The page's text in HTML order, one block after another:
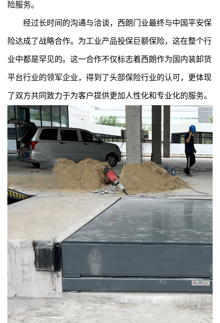
险服务。
经过长时间的沟通与洽谈，西朗门业最终与中国平安保
险达成了战略合作。为工业产品投保巨额保险，这在整个行
业中都是罕见的。这一合作不仅标志着西朗作为国内装卸货
平台行业的领军企业，得到了头部保险行业的认可，更体现
了双方共同致力于为客户提供更加人性化和专业化的服务。